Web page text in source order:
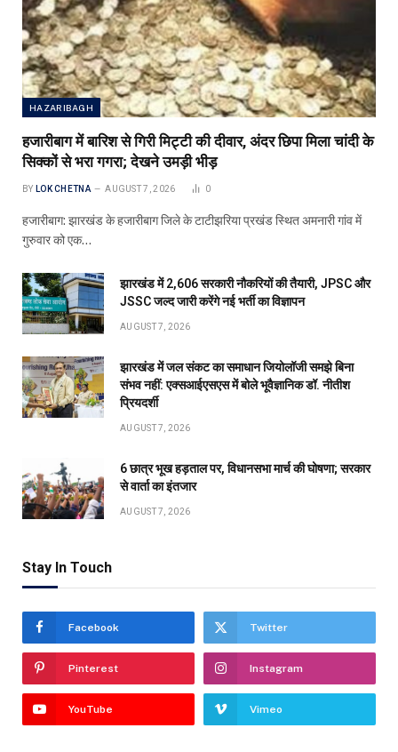
HAZARIBAGH
हजारीबाग में बारिश से गिरी मिट्टी की दीवार, अंदर छिपा मिला चांदी के
सिक्कों से भरा गगरा; देखने उमड़ी भीड़
BY LOK CHETNA AUGUST 7, 2026 0
हजारीबाग: झारखंड के हजारीबाग जिले के टाटीझरिया प्रखंड स्थित अमनारी गांव में
गुरुवार को एक…
झारखंड में 2,606 सरकारी नौकरियों की तैयारी, JPSC और
JSSC जल्द जारी करेंगे नई भर्ती का विज्ञापन
AUGUST 7, 2026
झारखंड में जल संकट का समाधान जियोलॉजी समझे बिना
संभव नहीं: एक्सआईएसएस में बोले भूवैज्ञानिक डॉ. नीतीश
प्रियदर्शी
AUGUST 7, 2026
6 छात्र भूख हड़ताल पर, विधानसभा मार्च की घोषणा; सरकार
से वार्ता का इंतजार
AUGUST 7, 2026
Stay In Touch
Facebook Twitter
Pinterest Instagram
YouTube Vimeo